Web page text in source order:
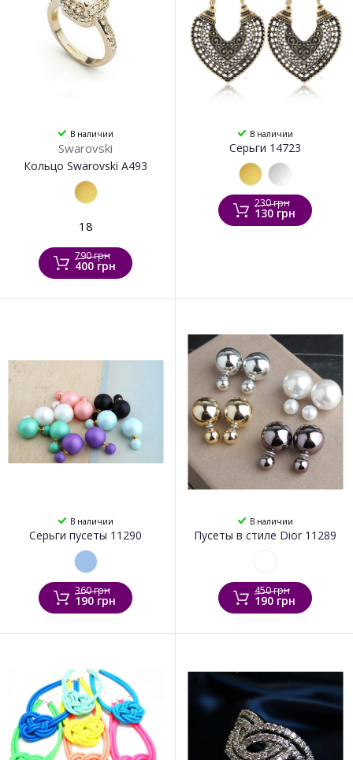
В наличии
Swarovski
Кольцо Swarovski А493
18
790 грн
400 грн
В наличии
Серьги 14723
230 грн
130 грн
В наличии
Серьги пусеты 11290
360 грн
190 грн
В наличии
Пусеты в стиле Dior 11289
450 грн
190 грн